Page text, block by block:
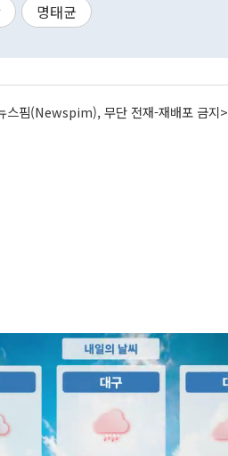
명태균
스핌(Newspim), 무단 전재-재배포 금지>